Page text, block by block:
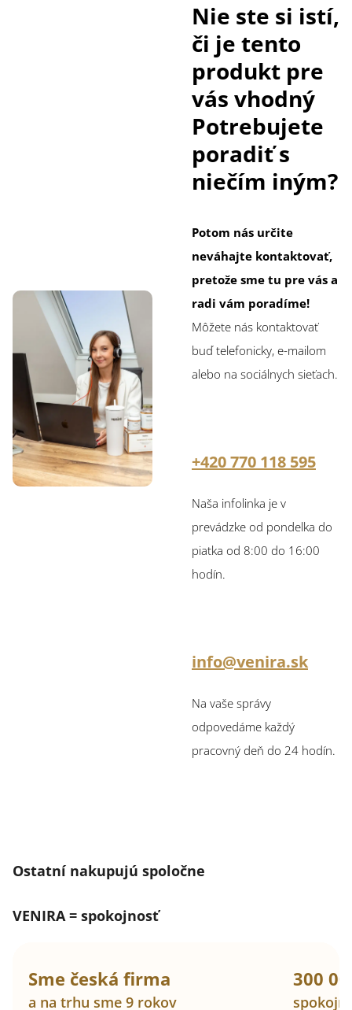
Nie ste si istí,
či je tento
produkt pre
vás vhodný
Potrebujete
poradiť s
niečím iným?
Potom nás určite
neváhajte kontaktovať,
pretože sme tu pre vás a
radi vám poradíme!
Môžete nás kontaktovať
buď telefonicky, e-mailom
alebo na sociálnych sieťach.
+420 770 118 595
Naša infolinka je v
prevádzke od pondelka do
piatka od 8:00 do 16:00
hodín.
info@venira.sk
Na vaše správy
odpovedáme každý
pracovný deň do 24 hodín.
Ostatní nakupujú spoločne
VENIRA = spokojnosť
Sme česká firma
a na trhu sme 9 rokov
300